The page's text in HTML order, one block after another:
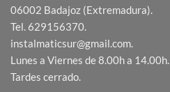
06002 Badajoz (Extremadura).
Tel. 629156370.
instalmaticsur@gmail.com.
Lunes a Viernes de 8.00h a 14.00h.
Tardes cerrado.